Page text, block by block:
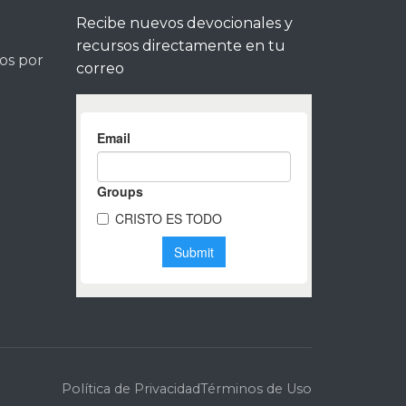
por
Recibe nuevos devocionales y
recursos directamente en tu
correo
Política de PrivacidadTérminos de Uso